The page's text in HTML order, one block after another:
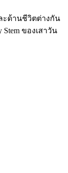
ะด้านชีวิตต่างกัน
Stem ของเสาวัน